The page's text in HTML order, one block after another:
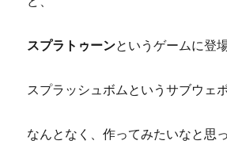
スプラトゥーンというゲームに登
スプラッシュボムというサブウェ
なんとなく、作ってみたいなと思